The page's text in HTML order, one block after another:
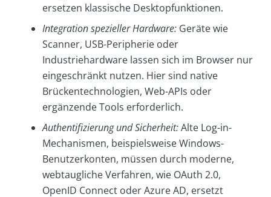
ersetzen klassische Desktopfunktionen.
Integration spezieller Hardware: Geräte wie
Scanner, USB-Peripherie oder
Industriehardware lassen sich im Browser nur
eingeschränkt nutzen. Hier sind native
Brückentechnologien, Web-APIs oder
ergänzende Tools erforderlich.
Authentifizierung und Sicherheit:Alte Log-in-
Mechanismen, beispielsweise Windows-
Benutzerkonten, müssen durch moderne,
webtaugliche Verfahren, wie OAuth 2.0,
OpenID Connect oder Azure AD, ersetzt